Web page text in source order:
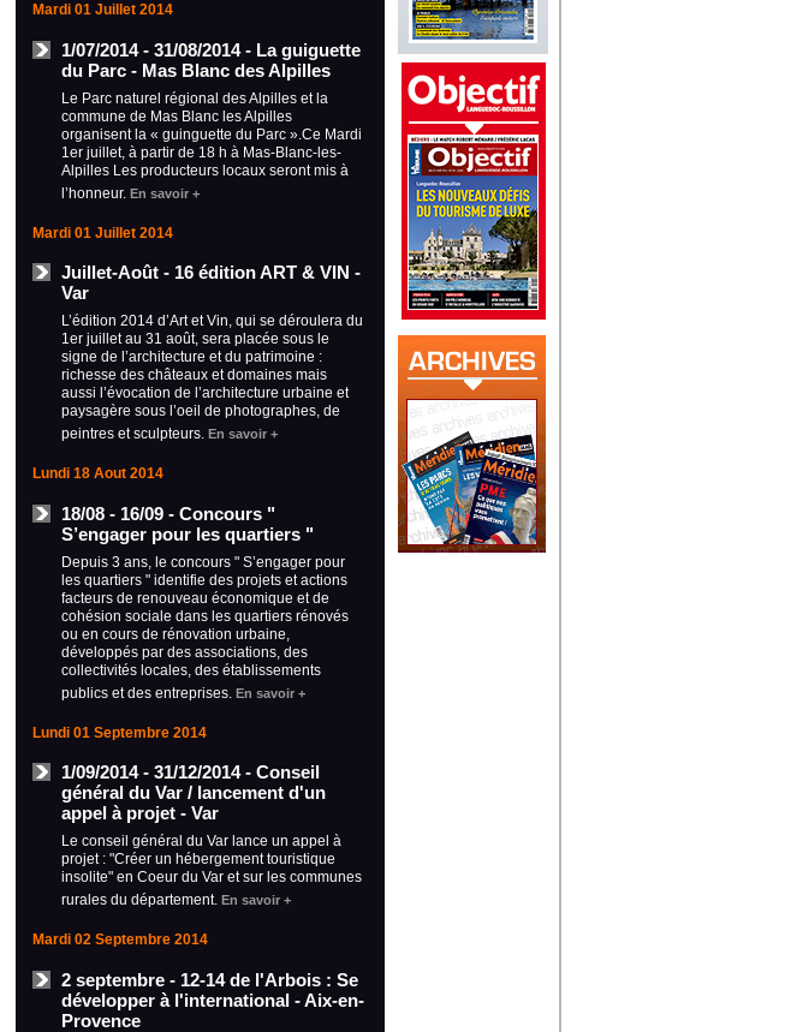
Mardi 01 Juillet 2014
1/07/2014 - 31/08/2014 - La guiguette
du Parc - Mas Blanc des Alpilles
Le Parc naturel régional des Alpilles et la
commune de Mas Blanc les Alpilles
organisent la « guinguette du Parc ».Ce Mardi
1er juillet, à partir de 18 h à Mas-Blanc-les-
Alpilles Les producteurs locaux seront mis à
l’honneur. En savoir +
Mardi 01 Juillet 2014
Juillet-Août - 16 édition ART & VIN -
Var
L’édition 2014 d’Art et Vin, qui se déroulera du
1er juillet au 31 août, sera placée sous le
signe de l’architecture et du patrimoine :
richesse des châteaux et domaines mais
aussi l’évocation de l’architecture urbaine et
paysagère sous l’oeil de photographes, de
peintres et sculpteurs. En savoir +
Lundi 18 Aout 2014
18/08 - 16/09 - Concours "
S’engager pour les quartiers "
Depuis 3 ans, le concours " S’engager pour
les quartiers " identifie des projets et actions
facteurs de renouveau économique et de
cohésion sociale dans les quartiers rénovés
ou en cours de rénovation urbaine,
développés par des associations, des
collectivités locales, des établissements
publics et des entreprises. En savoir +
Lundi 01 Septembre 2014
1/09/2014 - 31/12/2014 - Conseil
général du Var / lancement d'un
appel à projet - Var
Le conseil général du Var lance un appel à
projet : "Créer un hébergement touristique
insolite" en Coeur du Var et sur les communes
rurales du département. En savoir +
Mardi 02 Septembre 2014
2 septembre - 12-14 de l'Arbois : Se
développer à l'international - Aix-en-
Provence